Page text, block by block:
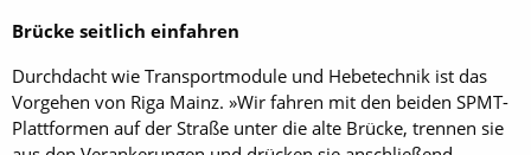
Brücke seitlich einfahren
Durchdacht wie Transportmodule und Hebetechnik ist das
Vorgehen von Riga Mainz. »Wir fahren mit den beiden SPMT-
Plattformen auf der Straße unter die alte Brücke, trennen sie